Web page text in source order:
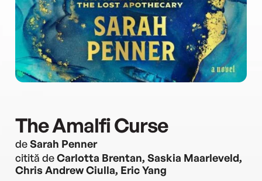
The Amalfi Curse
deSarah Penner
citită deCarlotta Brentan, Saskia Maarleveld,
Chris Andrew Ciulla, Eric Yang